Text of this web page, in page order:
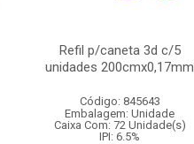
Refil p/caneta 3d c/5
unidades 200cmx0,17mm
Código: 845643
Embalagem: Unidade
Caixa Com: 72 Unidade(s)
IPI: 6.5%